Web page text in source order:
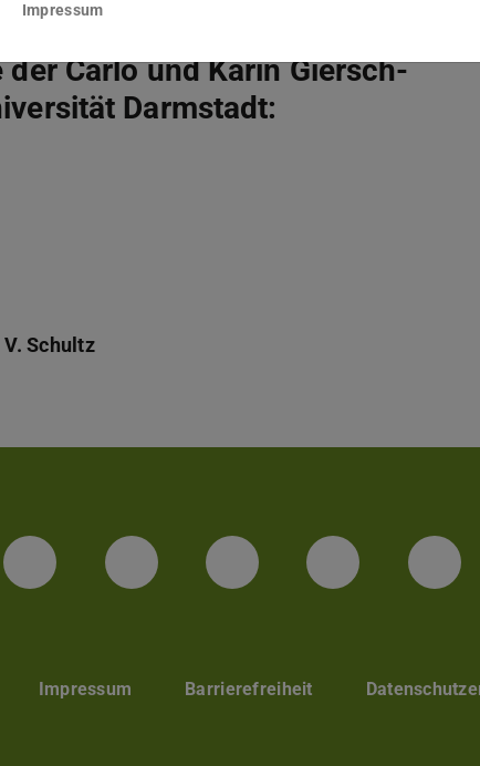
Carlo und Karin Giersch-
Darmstadt:
Schultz
LinkedIn-Seite der TU Darmstadt
Instagram-Kanal der TU
Bluesky-Kanal der
Impressum Barrierefreiheit
Impressum